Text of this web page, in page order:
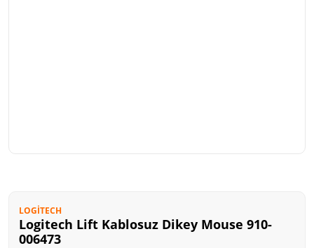
LOGITECH
Logitech Lift Kablosuz Dikey Mouse 910-
006473